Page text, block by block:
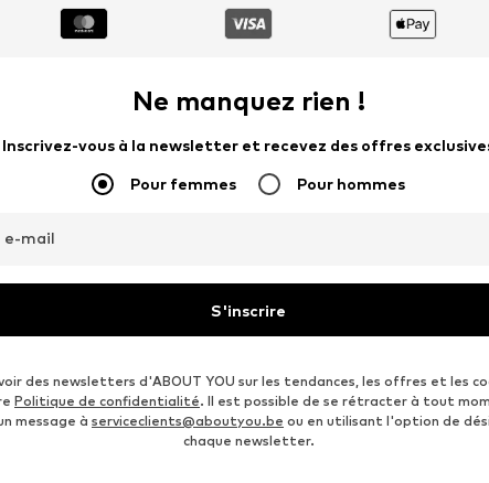
Ne manquez rien !
Inscrivez-vous à la newsletter et recevez des offres
Pour femmes Pour hommes
e-mail
S'inscrire
des newsletters d'ABOUT YOU sur les tendances, les offres et les
Politique de confidentialité. Il est possible de se rétracter à tout
message à serviceclients@aboutyou.be ou en utilisant l'option de
chaque newsletter.